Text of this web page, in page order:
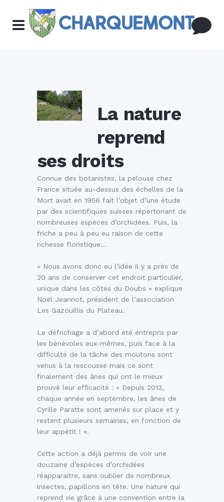
La nature
reprend
ses droits
Connue des botanistes, la pelouse chez
France située au-dessus des échelles de la
Mort avait en 1956 fait l’objet d’une étude
par des scientifiques suisses répertoriant de
nombreuses espèces d’orchidées. Puis, la
friche a peu à peu eu raison de cette
richesse floristique…
« Nous avons donc eu l’idée il y a près de
20 ans de conserver cet endroit particulier,
unique dans les côtes du Doubs » explique
Noël Jeannot, président de l’association
Les Gazouillis du Plateau.
Le défrichage a d’abord été entrepris par
les bénévoles eux-mêmes, puis face à la
difficulté de la tâche des moutons sont
venus à la rescousse mais ce sont
finalement des ânes qui ont le mieux
prouvé leur efficacité : « Depuis 2013,
chaque année en septembre, les ânes de
Cyrille Paratte sont amenés sur place et y
restent plusieurs semaines, en fonction de
leur appétit ! ».
Cette action a déjà permis de voir une
douzaine d’espèces d’orchidées
réapparaitre, sans oublier de nombreux
insectes, papillons en tête. Une nature qui
reprend vie grâce à une convention entre la